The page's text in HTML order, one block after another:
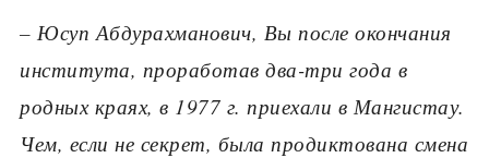
– Юсуп Абдурахманович, Вы после окончания
института, проработав два-три года в
родных краях, в 1977 г. приехали в Мангистау.
Чем, если не секрет, была продиктована смена